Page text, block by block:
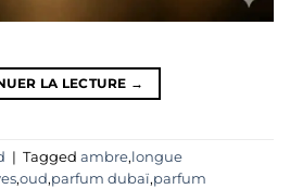
LA LECTURE →
| Tagged ambre,longue
,oud,parfum dubaï,parfum